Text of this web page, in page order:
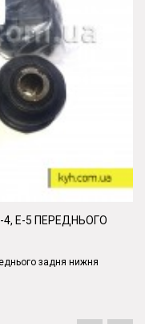
4, Е-5 ПЕРЕДНЬОГО
задня нижня